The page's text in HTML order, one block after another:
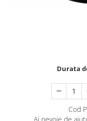
Accesorii Piese Plite
Accesorii Piese
Accesorii Piese Masini
Durata
Cod